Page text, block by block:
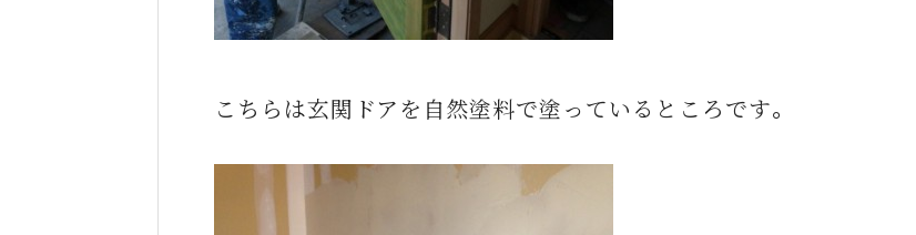
こちらは玄関ドアを自然塗料で塗っているところです。